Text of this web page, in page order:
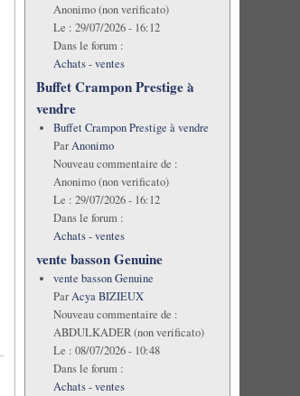
Anonimo (non verificato)
Le : 29/07/2026 - 16:12
Dans le forum :
Achats - ventes
Buffet Crampon Prestige à
vendre
Buffet Crampon Prestige à vendre
ParAnonimo
Nouveau commentaire de :
Anonimo (non verificato)
Le : 29/07/2026 - 16:12
Dans le forum :
Achats - ventes
vente basson Genuine
vente basson Genuine
ParAcya BIZIEUX
Nouveau commentaire de :
ABDULKADER (non verificato)
Le : 08/07/2026 - 10:48
Dans le forum :
Achats - ventes